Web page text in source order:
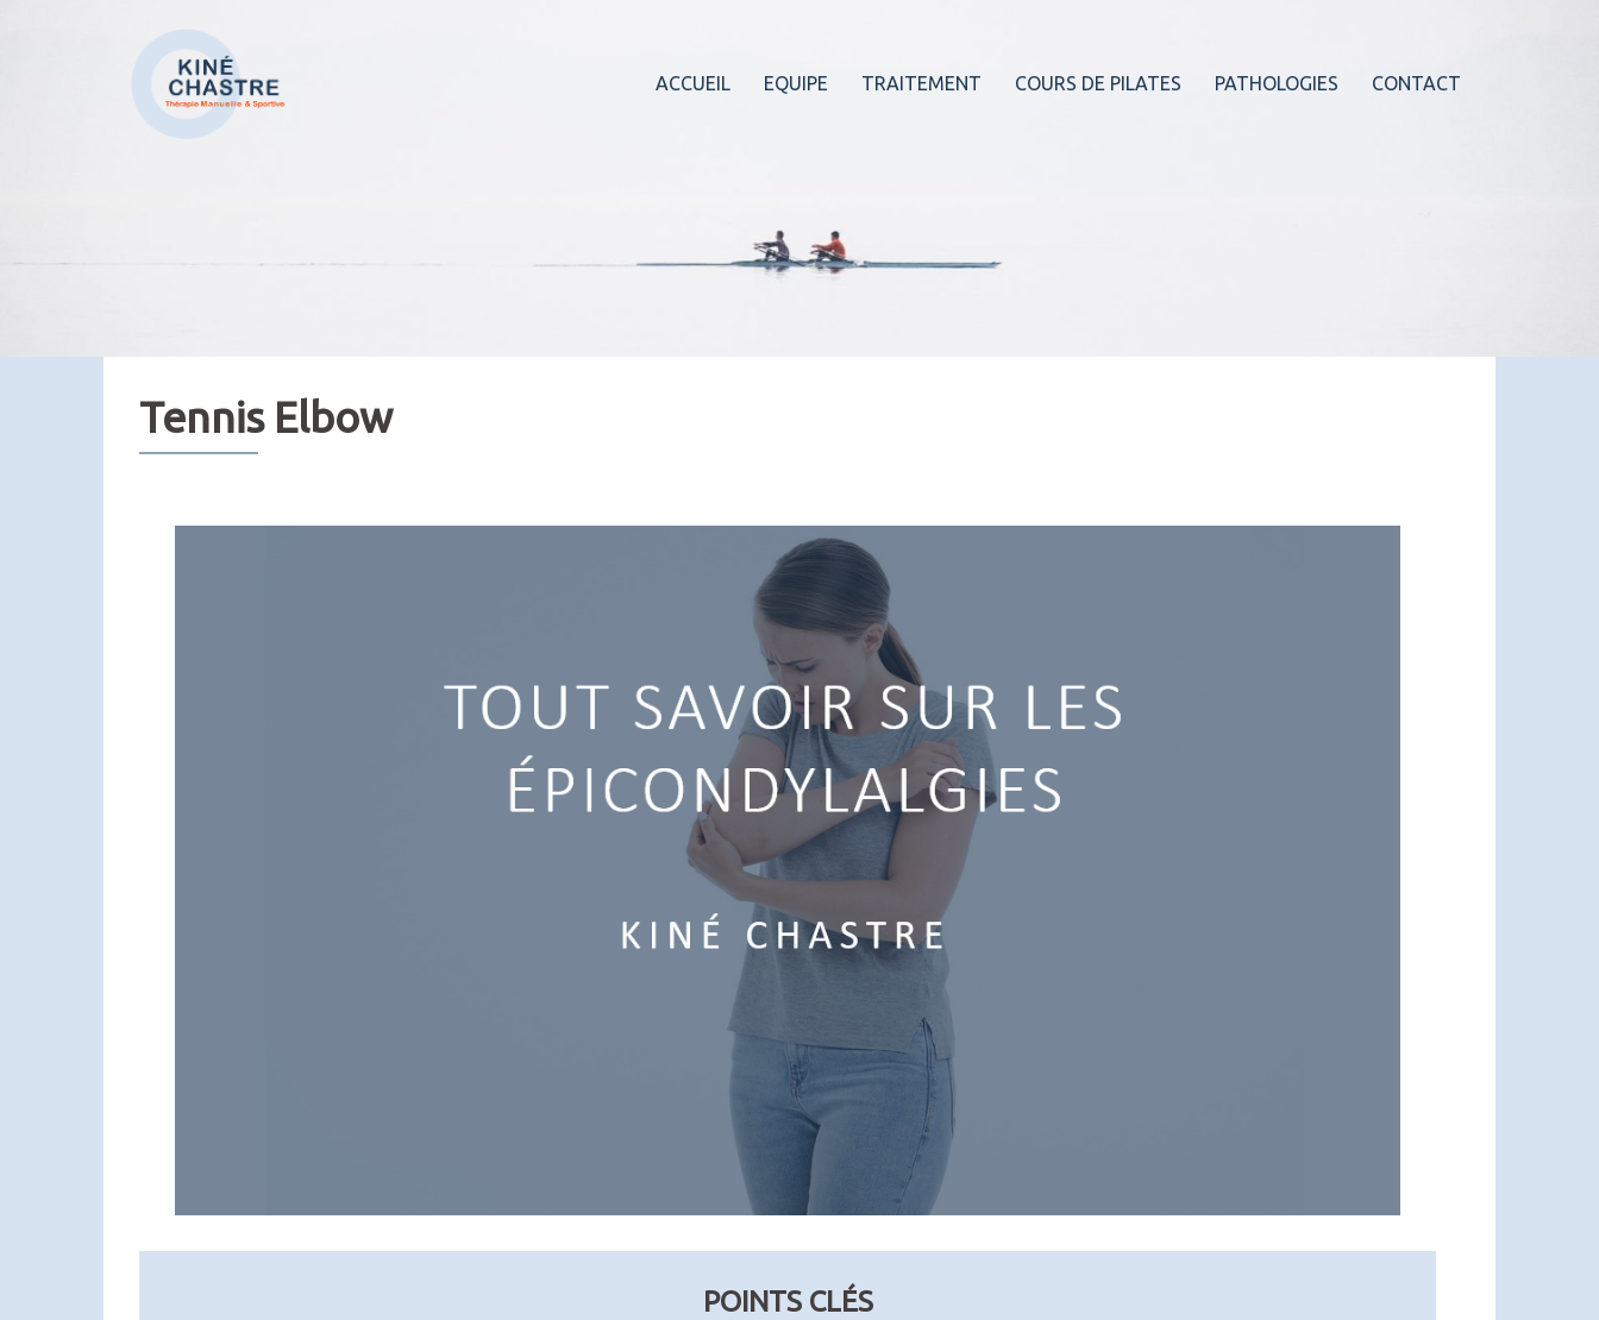
ACCUEIL EQUIPE TRAITEMENT COURS DE PILATES PATHOLOGIES CONTACT
Tennis Elbow
POINTS CLÉS